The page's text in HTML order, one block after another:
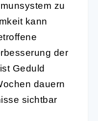
zu
kann
der
Geduld
dauern
sichtbar